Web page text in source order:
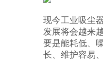
现今工业吸尘
发展将会越来
要是能耗低、
长、维护容易